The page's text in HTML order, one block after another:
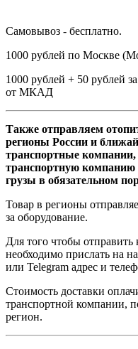
Самовывоз - бесплатно.
1000 рублей по Москве
1000 рублей + 50 рублей
от МКАД
Также отправляем
регионы России и
транспортные
транспортную компанию
грузы в обязательном
Товар в регионы
за оборудование.
Для того чтобы
необходимо прислать на
или Telegram адрес и
Стоимость доставки
транспортной компании,
регион.